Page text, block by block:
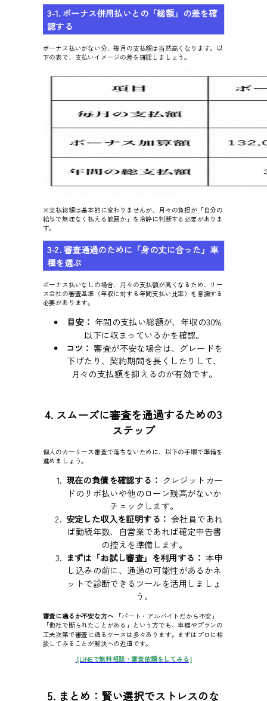
3-1. ボーナス併用払いとの「総額」の差を確
認する
ボーナス払いがない分、毎月の支払額は当然高くなります。以
下の表で、支払いイメージの差を確認しましょう。
※支払総額は基本的に変わりませんが、月々の負担が「自分の
給与で無理なく払える範囲か」を冷静に判断する必要がありま
す。
3-2. 審査通過のために「身の丈に合った」車
種を選ぶ
ボーナス払いなしの場合、月々の支払額が高くなるため、リー
ス会社の審査基準（年収に対する年間支払い比率）を意識する
必要があります。
目安： 年間の支払い総額が、年収の30%
以下に収まっているかを確認。
コツ： 審査が不安な場合は、グレードを
下げたり、契約期間を長くしたりして、
月々の支払額を抑えるのが有効です。
4. スムーズに審査を通過するための3
ステップ
個人のカーリース審査で落ちないために、以下の手順で準備を
進めましょう。
現在の負債を確認する： クレジットカー
ドのリボ払いや他のローン残高がないか
チェックします。
安定した収入を証明する： 会社員であれ
ば勤続年数、自営業であれば確定申告書
の控えを準備します。
まずは「お試し審査」を利用する： 本申
し込みの前に、通過の可能性があるかネ
ットで診断できるツールを活用しましょ
う。
審査に通るか不安な方へ「パート・アルバイトだから不安」
「他社で断られたことがある」という方でも、車種やプランの
工夫次第で審査に通るケースは多々あります。まずはプロに相
談してみることが解決への近道です。
[LINEで無料相談・審査依頼をしてみる]
5. まとめ：賢い選択でストレスのな